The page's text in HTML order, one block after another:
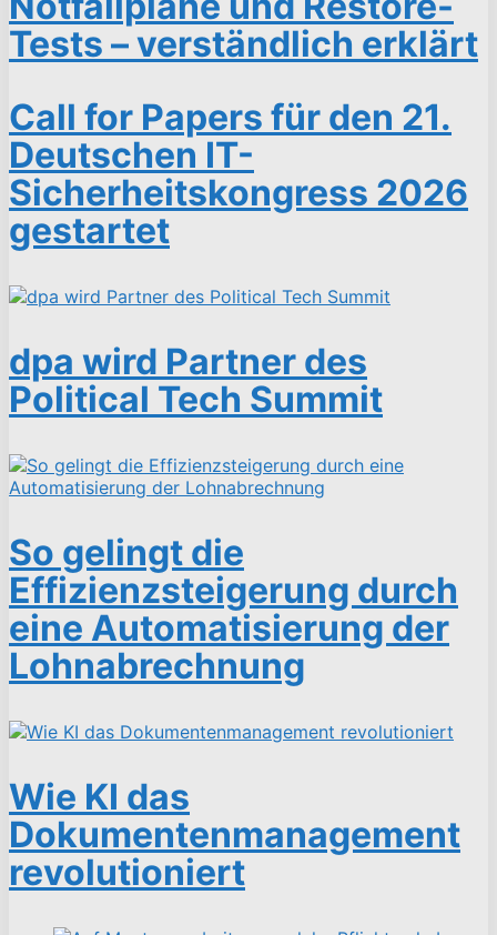
Tests – verständlich erklärt
Call for Papers für den 21.
Deutschen IT-
Sicherheitskongress 2026
gestartet
dpa wird Partner des
Political Tech Summit
So gelingt die
Effizienzsteigerung durch
eine Automatisierung der
Lohnabrechnung
Wie KI das
Dokumentenmanagement
revolutioniert